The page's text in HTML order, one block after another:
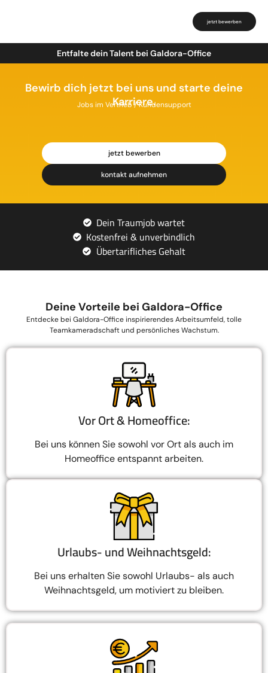
jetzt bewerben
Entfalte dein Talent bei Galdora-Office
Bewirb dich jetzt bei uns und starte deine
Karriere.
Jobs im Vertrieb / Kundensupport
jetzt bewerben
kontakt aufnehmen
Dein Traumjob wartet
Kostenfrei & unverbindlich
Übertarifliches Gehalt
Deine Vorteile bei Galdora-Office
Entdecke bei Galdora-Office inspirierendes Arbeitsumfeld, tolle
Teamkameradschaft und persönliches Wachstum.
Vor Ort & Homeoffice:
Bei uns können Sie sowohl vor Ort als auch im
Homeoffice entspannt arbeiten.
Urlaubs- und Weihnachtsgeld:
Bei uns erhalten Sie sowohl Urlaubs- als auch
Weihnachtsgeld, um motiviert zu bleiben.